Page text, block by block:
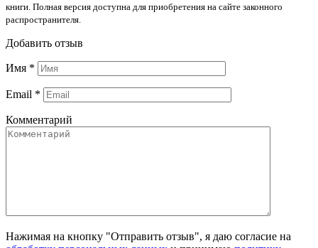
книги. Полная версия доступна для приобретения на сайте законного
распространителя.
Добавить отзыв
Имя *
Email *
Комментарий
Нажимая на кнопку "Отправить отзыв", я даю согласие на